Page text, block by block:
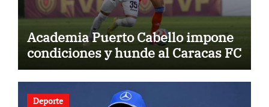
Academia Puerto Cabello impone
condiciones y hunde al Caracas FC
Deporte